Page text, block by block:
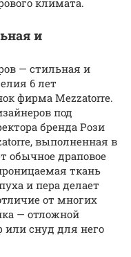
и
— стильная и
6 лет
фирма Mezzatorre.
под
бренда Рози
выполненная в
обычное драповое
ткань
и пера делает
от многих
— отложной
или снуд для него